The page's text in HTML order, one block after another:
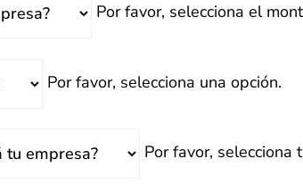
Por favor, selecciona el
Por favor, selecciona una opción.
Por favor, selecciona